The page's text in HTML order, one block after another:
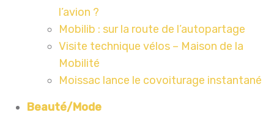
l’avion ?
Mobilib : sur la route de l’autopartage
Visite technique vélos – Maison de la
Mobilité
Moissac lance le covoiturage instantané
Beauté/Mode